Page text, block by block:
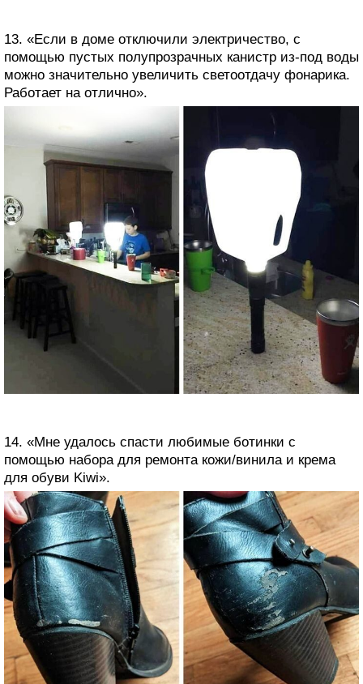
13. «Если в доме отключили электричество, с
помощью пустых полупрозрачных канистр из-под воды
можно значительно увеличить светоотдачу фонарика.
Работает на отлично».
14. «Мне удалось спасти любимые ботинки с
помощью набора для ремонта кожи/винила и крема
для обуви Kiwi».